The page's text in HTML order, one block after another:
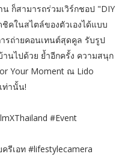
ก็สามารถร่วมเวิร์กชอป "DIY
คในสไตล์ของตัวเองได้แบบ
รถ่ายคอนเทนต์สุดคูล รับรูป
นไปด้วย ย้ำอีกครั้ง ความสนุก
Your Moment ณ Lido
ท่านั้น!
#Event
รีเอท #lifestylecamera